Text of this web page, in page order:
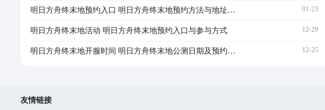
进入游戏、抢占先机，本文将明确公布开服时间节点及
址：》》
明日方舟终末地预约入口 明日方舟终末地预约方法与地址汇总 01-23
明日方舟终末地活动 明日方舟终末地预约入口与参与方式 12-29
明日方舟终末地开服时间 明日方舟终末地公测日期及预约入口 12-25
友情链接